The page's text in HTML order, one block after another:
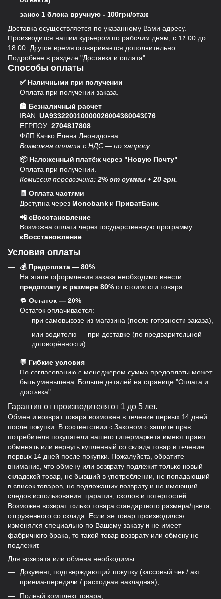
занос 1 блока вручную - 100грн/этаж
Доставка осуществляется по указанному Вами адресу.
Производится нашим курьером по рабочим дням, с 12:00 до
18:00. Другое время оговаривается дополнительно.
Подробнее в разделе "Доставка и оплата".
Способы оплаты
✅ Наличными при получении
Оплата при получении заказа.
🏦 Безналичный расчет
IBAN: UA933220010000026004360043076
ЕГРПОУ: 2704817808
ФЛП Качко Елена Леонидовна
Возможна оплата с НДС — по запросу.
📦 Наложенный платёж через "Новую Почту"
Оплата при получении.
Комиссия перевозчика:2% от суммы + 20 грн.
🧾 Оплата частями
Доступна через Monobank и ПриватБанк
📲 єВосстановление
Возможна оплата через государственную программу
єВосстановление
Условия оплаты
💰 Предоплата — 80%
На этапе оформления заказа необходимо внести
предоплату в размере 80% от стоимости товара.
🔁 Остаток — 20%
Остаток оплачивается:
при самовывозе из магазина (после готовности заказа),
или водителю — при доставке (по предварительной
договорённости).
💬 Гибкие условия
По согласованию с менеджером сумма предоплаты может
быть уменьшена. Больше деталей на странице "Оплата и
доставка".
Гарантия от производителя от 1 до 5 лет.
Обмен и возврат товара возможен в течение первых 14 дней
после покупки. В соответствии с Законом о защите прав
потребителя покупатели нашего гипермаркета имеют право
обменять или вернуть купленный со склада товар в течение
первых 14 дней после покупки. Пожалуйста, обратите
внимание, что обмену или возврату подлежит только новый
складской товар, не бывший в употреблении, не попадающий
в список товаров, не подлежащих возврату и не имеющий
следов использования: царапин, сколов и потертостей.
Возможен возврат только товара стандартного размера/цвета,
отгруженного со склада. Если же товар производился/
изменялся специально по Вашему заказу и не имеет
фабричного брака, то такой товар возврату или обмену не
подлежит.
Для возврата или обмена необходимы:
Документ, подтверждающий покупку (кассовый чек / акт
приема-передачи / расходная накладная);
Полный комплект товара;